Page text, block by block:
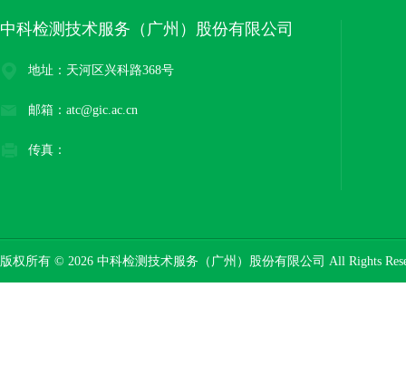
中科检测技术服务（广州）股份有限公司
地址：天河区兴科路368号
邮箱：atc@gic.ac.cn
传真：
版权所有 © 2026 中科检测技术服务（广州）股份有限公司 All Rights